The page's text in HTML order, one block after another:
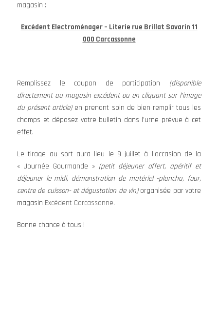
magasin :
Excédent Electroménager – Literie rue Brillat Savarin 11
000 Carcassonne
Remplissez le coupon de participation (disponible
directement au magasin excédent ou en cliquant sur l’image
du présent article)en prenant soin de bien remplir tous les
champs et déposez votre bulletin dans l’urne prévue à cet
effet.
Le tirage au sort aura lieu le 9 juillet à l’occasion de la
« Journée Gourmande » (petit déjeuner offert, apéritif et
déjeuner le midi, démonstration de matériel -plancha, four,
centre de cuisson- et dégustation de vin)organisée par votre
magasin Excédent Carcassonne.
Bonne chance à tous !